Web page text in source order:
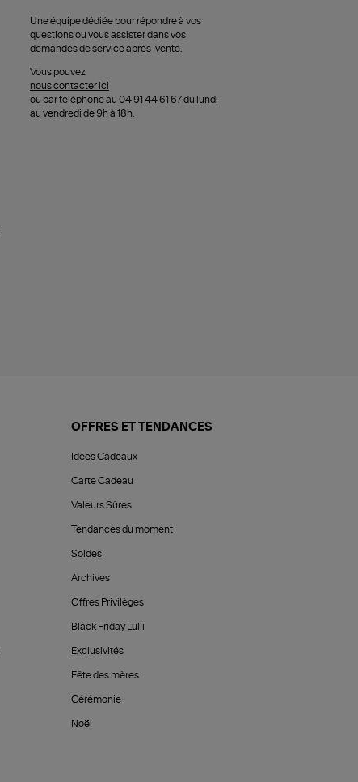
Une équipe dédiée pour répondre à vos
questions ou vous assister dans vos
demandes de service après-vente.
Vous pouvez
nous contacter ici
ou par téléphone au 04 91 44 61 67 du lundi
au vendredi de 9h à 18h.
OFFRES ET TENDANCES
Idées Cadeaux
Carte Cadeau
Valeurs Sûres
Tendances du moment
Soldes
Archives
Offres Privilèges
Black Friday Lulli
Exclusivités
Fête des mères
Cérémonie
Noël